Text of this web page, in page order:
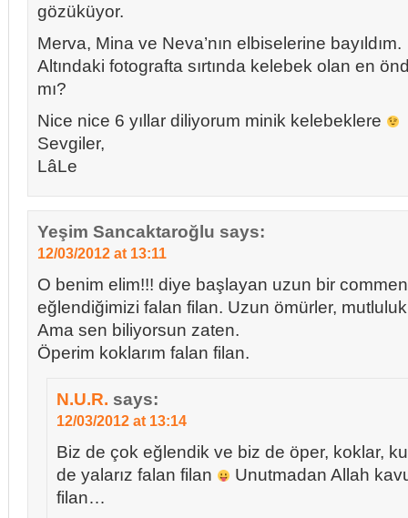
gözüküyor.
Merva, Mina ve Neva’nın elbiselerine bayıldım.
Altındaki fotografta sırtında kelebek olan en
mı?
Nice nice 6 yıllar diliyorum minik kelebeklere
Sevgiler,
LâLe
Yeşim Sancaktaroğlu says:
12/03/2012 at 13:11
O benim elim!!! diye başlayan uzun bir
eğlendiğimizi falan filan. Uzun ömürler,
Ama sen biliyorsun zaten.
Öperim koklarım falan filan.
N.U.R. says:
12/03/2012 at 13:14
Biz de çok eğlendik ve biz de öper, koklar,
de yalarız falan filan
Unutmadan Allah
filan…